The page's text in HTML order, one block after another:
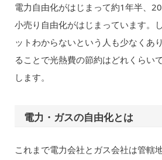
電力自由化がはじまって約1年半、
小売り自由化がはじまっています。
ットわからないという人も少なくあ
ることで光熱費の節約はどれくらい
します。
電力・ガスの自由化とは
これまで電力会社とガス会社は管轄